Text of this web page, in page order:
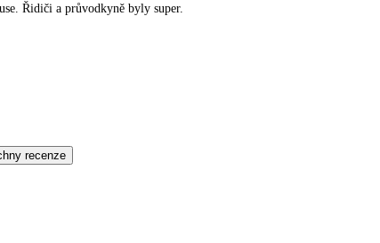
Řidiči a průvodkyně byly super.
recenze